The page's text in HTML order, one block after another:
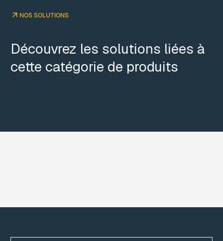
NOS SOLUTIONS
Découvrez les solutions liées à
cette catégorie de produits